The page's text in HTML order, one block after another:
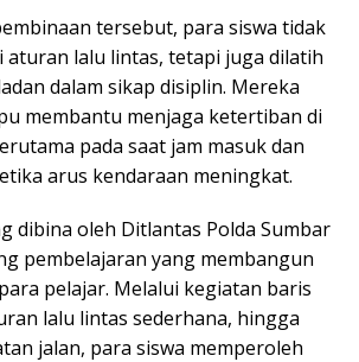
tersebut, para siswa tidak
aturan lalu lintas, tetapi juga dilatih
dalam sikap disiplin. Mereka
membantu menjaga ketertiban di
pada saat jam masuk dan
arus kendaraan meningkat.
dibina oleh Ditlantas Polda Sumbar
pembelajaran yang membangun
pelajar. Melalui kegiatan baris
lalu lintas sederhana, hingga
jalan, para siswa memperoleh